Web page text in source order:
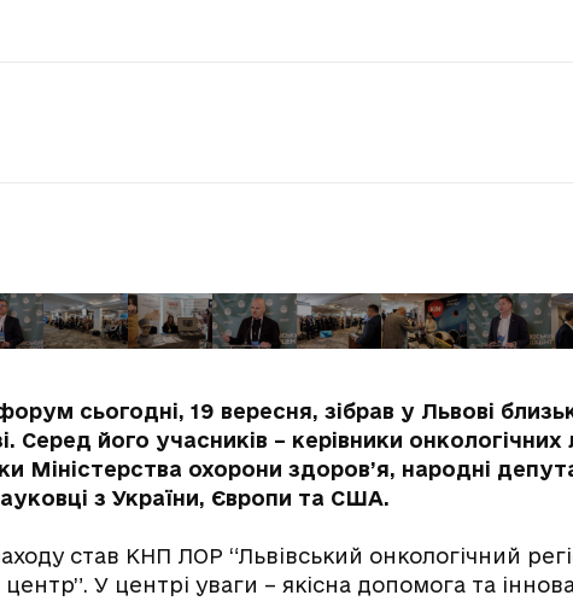
сьогодні, 19 вересня, зібрав у Львові
Серед його учасників – керівники онкологічних
Міністерства охорони здоров’я, народні
з України, Європи та США.
став КНП ЛОР “Львівський онкологічний
У центрі уваги – якісна допомога та